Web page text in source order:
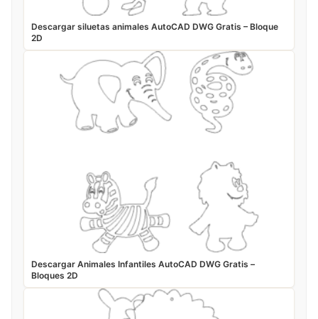
Descargar siluetas animales AutoCAD DWG Gratis – Bloque
2D
Descargar Animales Infantiles AutoCAD DWG Gratis –
Bloques 2D